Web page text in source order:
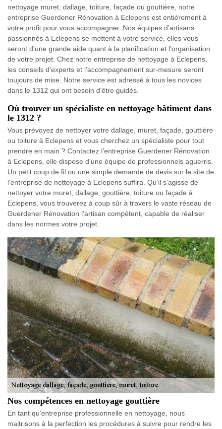
nettoyage muret, dallage, toiture, façade ou gouttière, notre
entreprise Guerdener Rénovation à Eclepens est entièrement à
votre profit pour vous accompagner. Nos équipes d’artisans
passionnés à Eclepens se mettent à votre service, elles vous
seront d’une grande aide quant à la planification et l’organisation
de votre projet. Chez notre entreprise de nettoyage à Eclepens,
les conseils d’experts et l’accompagnement sur-mesure seront
toujours de mise. Notre service est adressé à tous les novices
dans le 1312 qui ont besoin d’être guidés.
Où trouver un spécialiste en nettoyage bâtiment dans
le 1312 ?
Vous prévoyez de nettoyer votre dallage, muret, façade, gouttière
ou toiture à Eclepens et vous cherchez un spécialiste pour tout
prendre en main ? Contactez l’entreprise Guerdener Rénovation
à Eclepens, elle dispose d’une équipe de professionnels aguerris.
Un petit coup de fil ou une simple demande de devis sur le site de
l’entreprise de nettoyage à Eclepens suffira. Qu’il s’agisse de
nettoyer votre muret, dallage, gouttière, toiture ou façade à
Eclepens, vous trouverez à coup sûr à travers le vaste réseau de
Guerdener Rénovation l’artisan compétent, capable de réaliser
dans les normes votre projet.
Nos compétences en nettoyage gouttière
En tant qu’entreprise professionnelle en nettoyage, nous
maitrisons à la perfection les procédures à suivre pour rendre les